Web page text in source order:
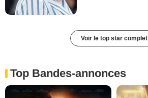
Voir le top star complet
Top Bandes-annonces